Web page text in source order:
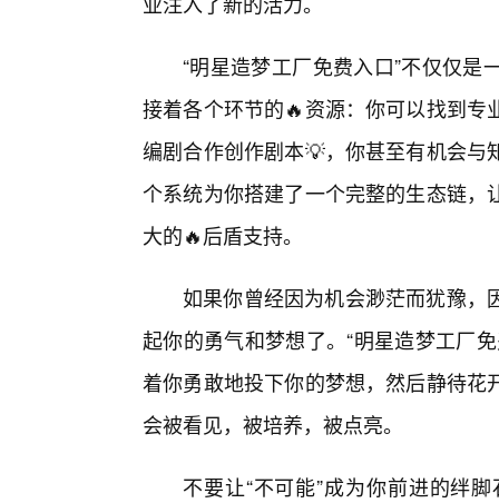
“明星造梦工厂免费入口”不仅仅
接着各个环节的🔥资源：你可以找到
编剧合作创作剧本💡，你甚至有机会
个系统为你搭建了一个完整的生态链
大的🔥后盾支持。
如果你曾经因为机会渺茫而犹豫，
起你的勇气和梦想了。“明星造梦工厂
着你勇敢地投下你的梦想，然后静待
会被看见，被培养，被点亮。
不要让“不可能”成为你前进的绊